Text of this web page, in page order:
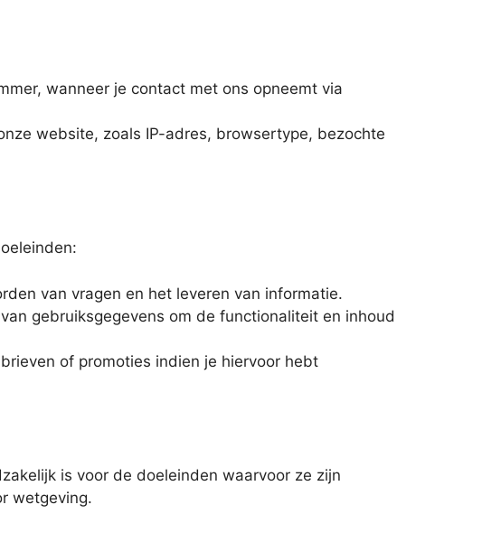
wanneer je contact met ons opneemt via
website, zoals IP-adres, browsertype, bezochte
van vragen en het leveren van informatie.
gebruiksgegevens om de functionaliteit en inhoud
of promoties indien je hiervoor hebt
is voor de doeleinden waarvoor ze zijn
wetgeving.